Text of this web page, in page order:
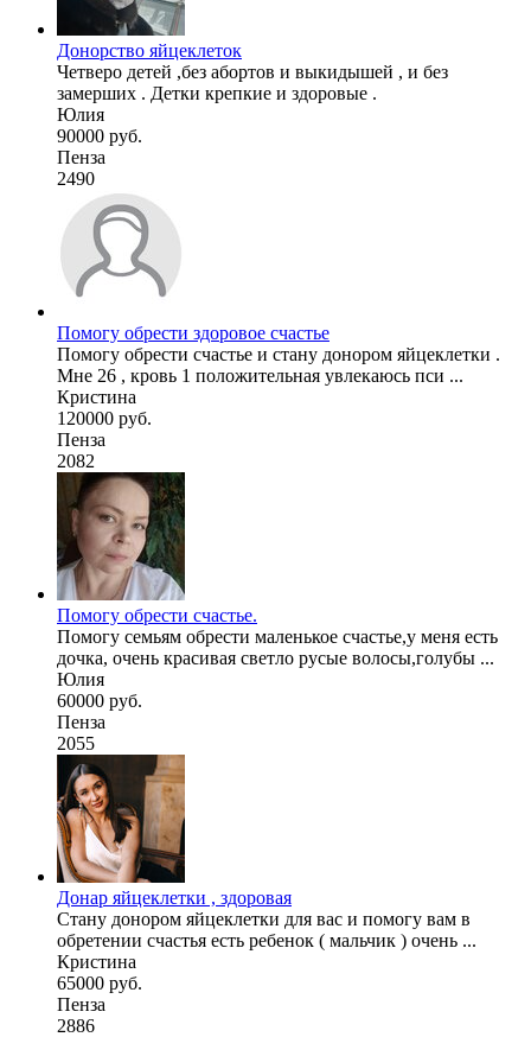
Донорство яйцеклеток
Четверо детей ,без абортов и выкидышей , и без
замерших . Детки крепкие и здоровые .
Юлия
90000 руб.
Пенза
2490
Помогу обрести здоровое счастье
Помогу обрести счастье и стану донором яйцеклетки .
Мне 26 , кровь 1 положительная увлекаюсь пси ...
Кристина
120000 руб.
Пенза
2082
Помогу обрести счастье.
Помогу семьям обрести маленькое счастье,у меня есть
дочка, очень красивая светло русые волосы,голубы ...
Юлия
60000 руб.
Пенза
2055
Донар яйцеклетки , здоровая
Стану донором яйцеклетки для вас и помогу вам в
обретении счастья есть ребенок ( мальчик ) очень ...
Кристина
65000 руб.
Пенза
2886